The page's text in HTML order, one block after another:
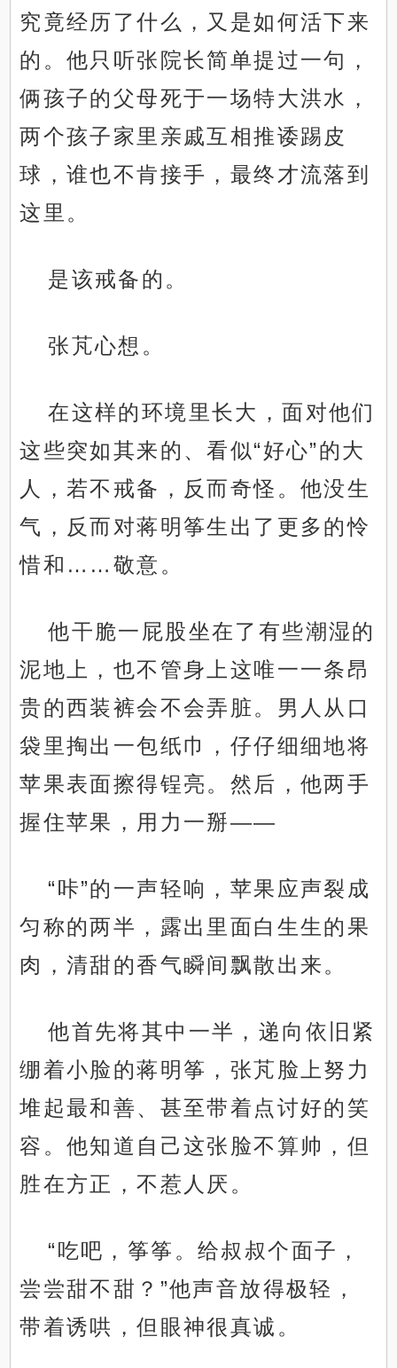
究竟经历了什么，又是如何活下来
的。他只听张院长简单提过一句，
俩孩子的父母死于一场特大洪水，
两个孩子家里亲戚互相推诿踢皮
球，谁也不肯接手，最终才流落到
这里。
是该戒备的。
张芃心想。
在这样的环境里长大，面对他们
这些突如其来的、看似“好心”的大
人，若不戒备，反而奇怪。他没生
气，反而对蒋明筝生出了更多的怜
惜和……敬意。
他干脆一屁股坐在了有些潮湿的
泥地上，也不管身上这唯一一条昂
贵的西装裤会不会弄脏。男人从口
袋里掏出一包纸巾，仔仔细细地将
苹果表面擦得锃亮。然后，他两手
握住苹果，用力一掰——
“咔”的一声轻响，苹果应声裂成
匀称的两半，露出里面白生生的果
肉，清甜的香气瞬间飘散出来。
他首先将其中一半，递向依旧紧
绷着小脸的蒋明筝，张芃脸上努力
堆起最和善、甚至带着点讨好的笑
容。他知道自己这张脸不算帅，但
胜在方正，不惹人厌。
“吃吧，筝筝。给叔叔个面子，
尝尝甜不甜？”他声音放得极轻，
带着诱哄，但眼神很真诚。